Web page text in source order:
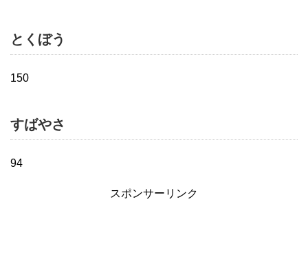
とくぼう
150
すばやさ
94
スポンサーリンク